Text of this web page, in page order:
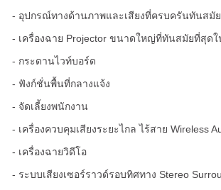
- อุปกรณ์ทางด้านภาพและเสียงที่ครบครันทันสมั
- เครื่องฉาย Projector ขนาดใหญ่ที่ทันสมัยที่สุด
- กระดานไวท์บอร์ด
- ฟังก์ชั่นพื้นที่กลางแจ้ง
- จัดเลี้ยงพนักงาน
- เครื่องควบคุมเสียงระยะไกล ไร้สาย Wireless
- เครื่องฉายวิดีโอ
- ระบบเสียงเซอร์ราวด์รอบทิศทาง Stereo